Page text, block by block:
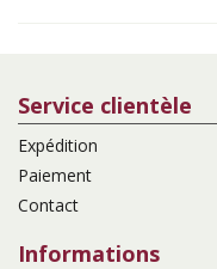
Service clientèle
Expédition
Paiement
Contact
Informations